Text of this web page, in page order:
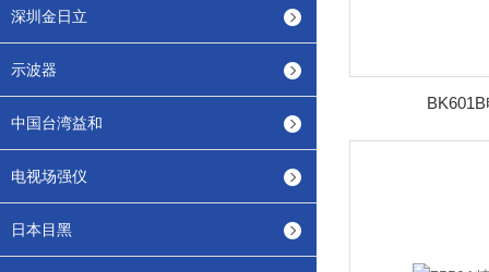
深圳金日立
示波器
中国台湾益和
电视场强仪
日本目黑